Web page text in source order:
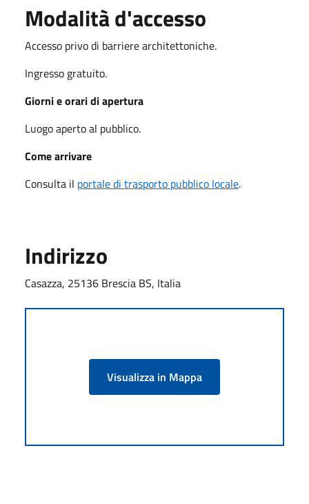
Modalità d'accesso
Accesso privo di barriere architettoniche.
Ingresso gratuito.
Giorni e orari di apertura
Luogo aperto al pubblico.
Come arrivare
Consulta il portale di trasporto pubblico locale.
Indirizzo
Casazza, 25136 Brescia BS, Italia
Visualizza in Mappa